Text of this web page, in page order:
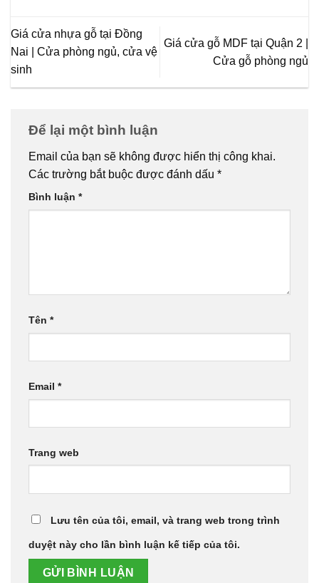
Giá cửa nhựa gỗ tại Đồng
Nai | Cửa phòng ngủ, cửa vệ
sinh
Giá cửa gỗ MDF tại Quận 2 |
Cửa gỗ phòng ngủ
Để lại một bình luận
Email của bạn sẽ không được hiển thị công khai.
Các trường bắt buộc được đánh dấu *
Bình luận *
Tên *
Email *
Trang web
Lưu tên của tôi, email, và trang web trong trình
duyệt này cho lần bình luận kế tiếp của tôi.